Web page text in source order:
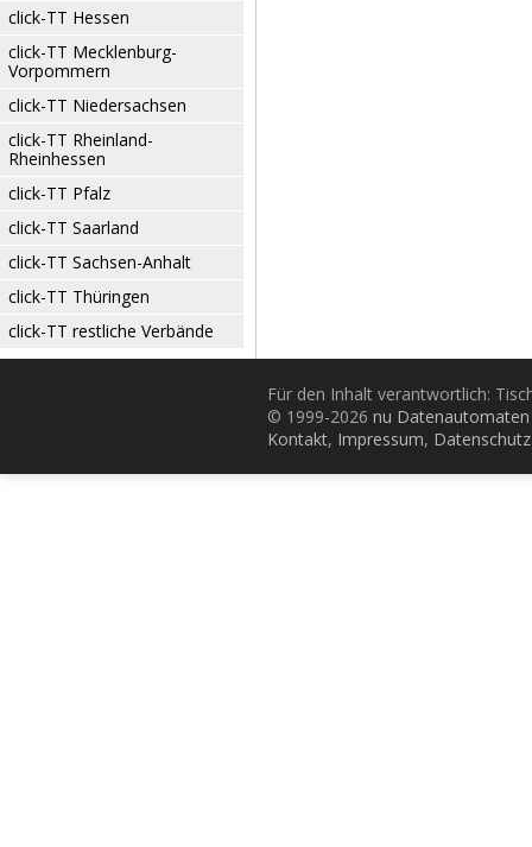
click-TT Hessen
click-TT Mecklenburg-
Vorpommern
click-TT Niedersachsen
click-TT Rheinland-
Rheinhessen
click-TT Pfalz
click-TT Saarland
click-TT Sachsen-Anhalt
click-TT Thüringen
click-TT restliche Verbände
Für den Inhalt verantwortlich:
© 1999-2026 nu
Kontakt, Impressum, Datenschutz